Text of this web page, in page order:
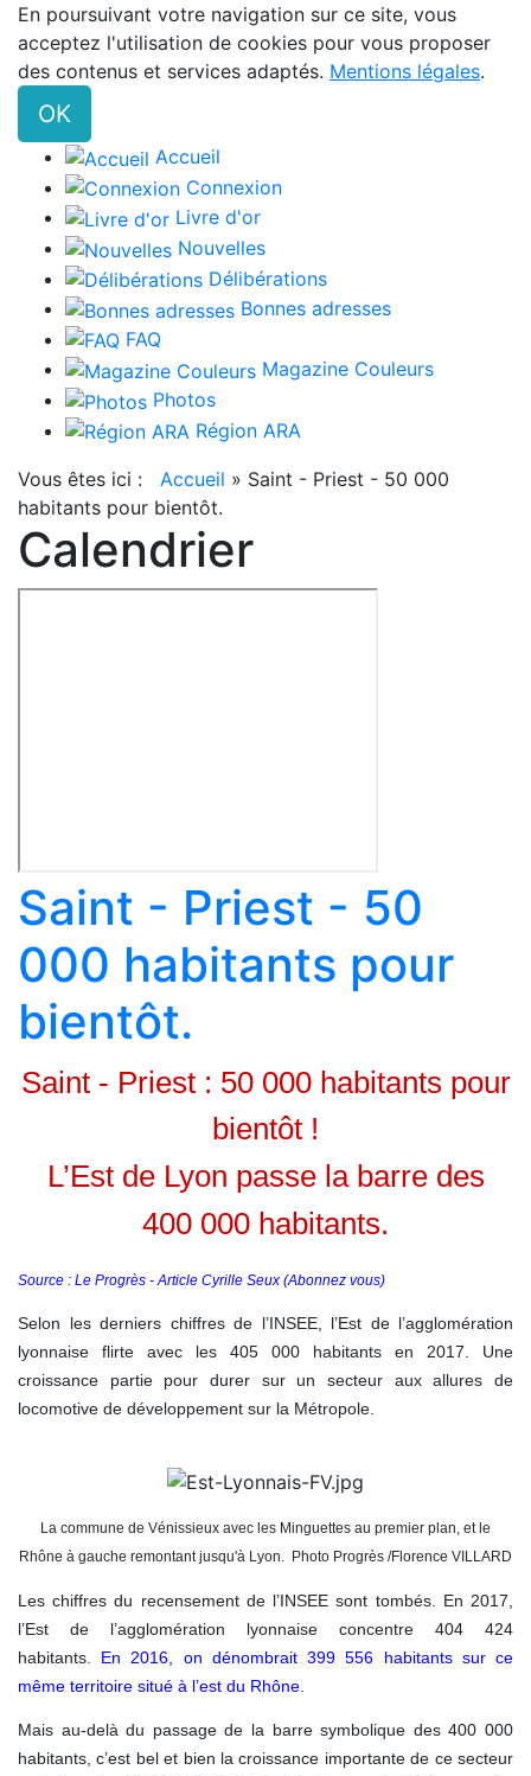
En poursuivant votre navigation sur ce site, vous
acceptez l'utilisation de cookies pour vous proposer
des contenus et services adaptés. Mentions légales.
OK
Accueil
Connexion
Livre d'or
Nouvelles
Délibérations
Bonnes adresses
FAQ
Magazine Couleurs
Photos
Région ARA
Vous êtes ici : Accueil » Saint - Priest - 50 000
habitants pour bientôt.
Calendrier
Saint - Priest - 50
000 habitants pour
bientôt.
Saint - Priest : 50 000 habitants pour
bientôt !
L’Est de Lyon passe la barre des
400 000 habitants.
Source : Le Progrès - Article Cyrille Seux (Abonnez vous)
Selon les derniers chiffres de l’INSEE, l’Est de l’agglomération
lyonnaise flirte avec les 405 000 habitants en 2017. Une
croissance partie pour durer sur un secteur aux allures de
locomotive de développement sur la Métropole.
La commune de Vénissieux avec les Minguettes au premier plan, et le
Rhône à gauche remontant jusqu'à Lyon. Photo Progrès /Florence VILLARD
Les chiffres du recensement de l’INSEE sont tombés. En 2017,
l’Est de l’agglomération lyonnaise concentre 404 424
habitants. En 2016, on dénombrait 399 556 habitants sur ce
même territoire situé à l’est du Rhône.
Mais au-delà du passage de la barre symbolique des 400 000
habitants, c’est bel et bien la croissance importante de ce secteur